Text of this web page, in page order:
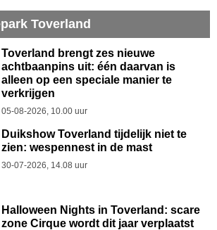
Toverland
Toverland brengt zes nieuwe
achtbaanpins uit: één daarvan is
alleen op een speciale manier te
verkrijgen
05-08-2026, 10.00 uur
Duikshow Toverland tijdelijk niet te
zien: wespennest in de mast
30-07-2026, 14.08 uur
Halloween Nights in Toverland: scare
zone Cirque wordt dit jaar verplaatst